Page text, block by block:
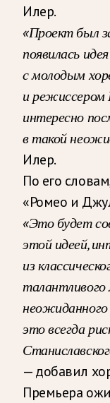
Илер.
«Проект был
появилась
с молодым
и
интересно
в такой
Илер.
По его
«Ромео и
«Это будет
этой идеей,
из
талантливого
это всегда
— добавил
Премьера